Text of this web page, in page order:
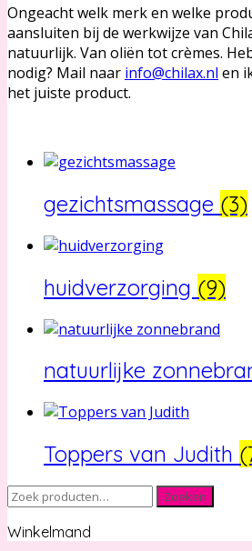
Ongeacht welk merk en welke
aansluiten bij de werkwijze van
natuurlijk. Van oliën tot crèmes.
nodig? Mail naar info@chilax.nl en
het juiste product.
gezichtsmassage (3)
huidverzorging (9)
natuurlijke
Toppers van Judith
Zoeken
naar:
Zoeken
Winkelmand